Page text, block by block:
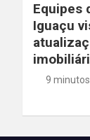
Equipes
Iguaçu
9